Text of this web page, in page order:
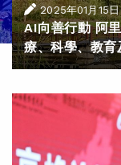
2025年01月15日
AI向善行動 阿
療、科學、教育